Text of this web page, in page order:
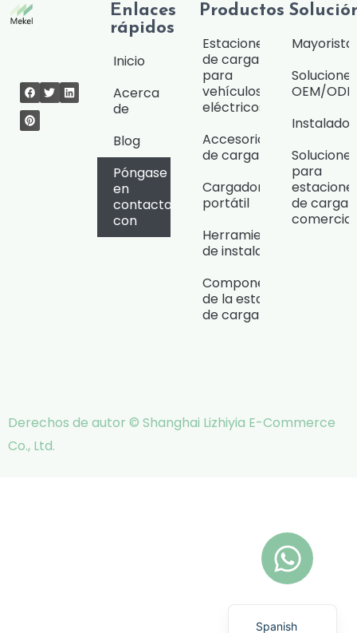
Enlaces
rápidos
Inicio
Acerca
de
Blog
Póngase
en
contacto
con
Productos
Estaciones
de carga
para
vehículos
eléctricos
Accesorios
de carga
Cargador
portátil
Herramientas
de instalación
Componentes
de la estación
de carga
Soluciones
OEM/ODM
Soluciones
para
de carga
Derechos de autor © Shanghai Lizhiyia E-Commerce
Co., Ltd.
Spanish
Portuguese
French